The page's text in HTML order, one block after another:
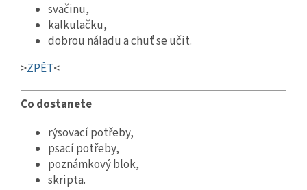
svačinu,
kalkulačku,
dobrou náladu a chuť se učit.
>ZPĚT<
Co dostanete
rýsovací potřeby,
psací potřeby,
poznámkový blok,
skripta.